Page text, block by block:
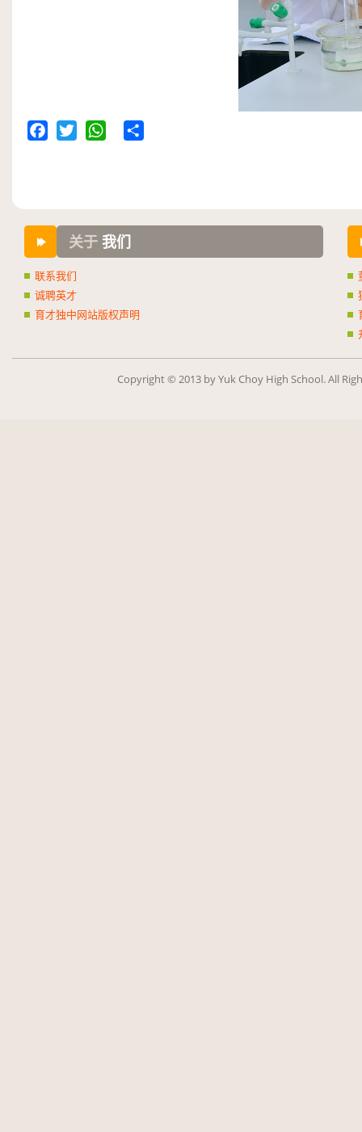
关于 我们
联系我们
诚聘英才
育才独中网站版权声明
Copy­right © 2013 by Yuk Choy High School. All